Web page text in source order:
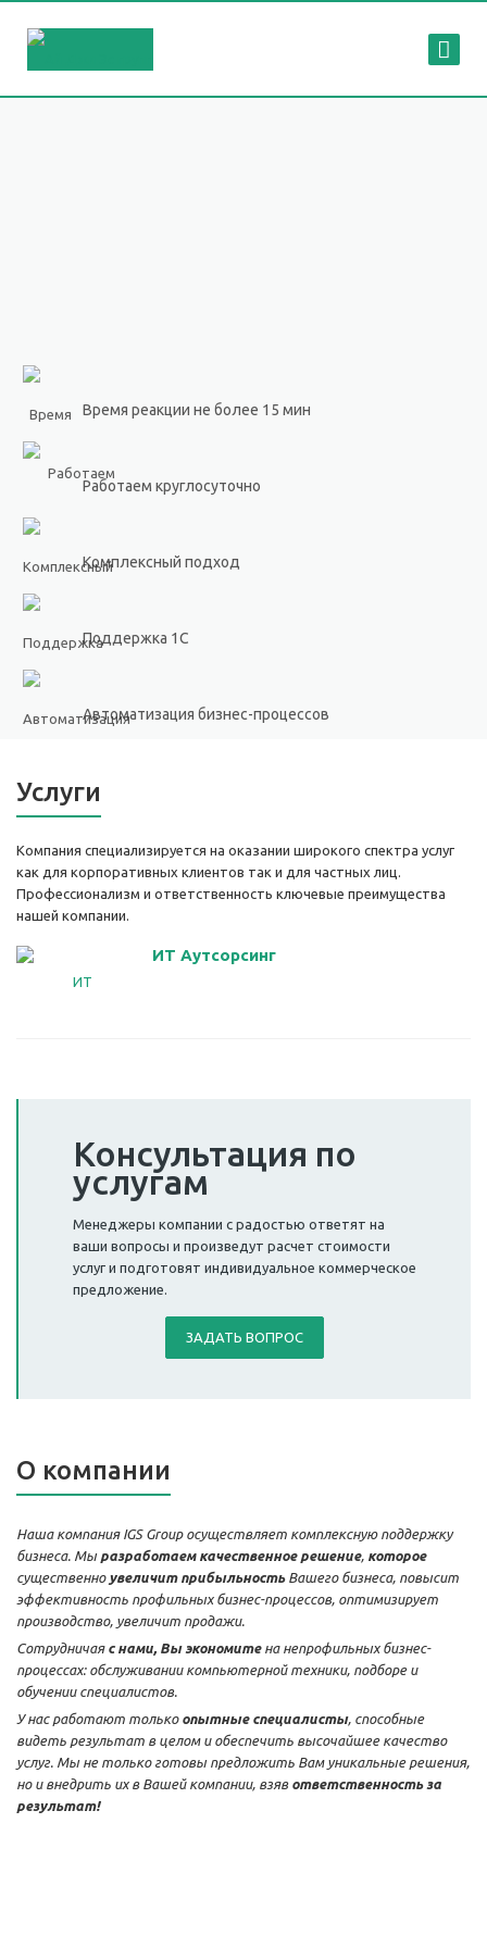
Время реакции не более 15 мин
Работаем круглосуточно
Комплексный подход
Поддержка 1С
Автоматизация бизнес-процессов
Услуги
Компания специализируется на оказании широкого спектра услуг
как для корпоративных клиентов так и для частных лиц.
Профессионализм и ответственность ключевые преимущества
нашей компании.
ИТ Аутсорсинг
Консультация по
услугам
Менеджеры компании с радостью ответят на
ваши вопросы и произведут расчет стоимости
услуг и подготовят индивидуальное коммерческое
предложение.
ЗАДАТЬ ВОПРОС
О компании
Наша компания IGS Group осуществляет комплексную поддержку
бизнеса. Мы разработаем качественное решение, которое
существенно увеличит прибыльностьВашего бизнеса, повысит
эффективность профильных бизнес-процессов, оптимизирует
производство, увеличит продажи.
Сотрудничая с нами, Вы экономитена непрофильных бизнес-
процессах: обслуживании компьютерной техники, подборе и
обучении специалистов.
У нас работают только опытные специалисты, способные
видеть результат в целом и обеспечить высочайшее качество
услуг. Мы не только готовы предложить Вам уникальные решения,
но и внедрить их в Вашей компании, взяв ответственность за
результат!